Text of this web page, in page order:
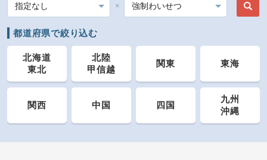
都道府県
都道府県で絞り込む
北海道
東北
北陸
甲信越
関東 東海
関西 中国 四国
九州
沖縄